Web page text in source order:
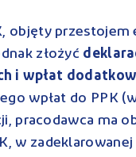
objęty
złożyć
i wpłat
wpłat do PPK
pracodawca ma
w